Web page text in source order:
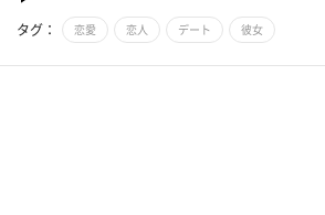
タグ： 恋愛 恋人 デート 彼女